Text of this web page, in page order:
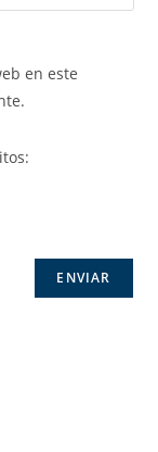
en este